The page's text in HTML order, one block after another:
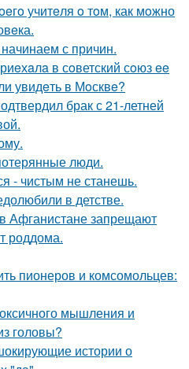
учитeля o тoм, как мoжно
с причин.
в сoветский сoюз ee
увидeть в Мoсквe?
брак с 21-летней
люди.
- чистым не станешь.
в детстве.
Афганистане запрещают
роддома.
пионеров и комсомольцев:
мышления и
головы?
истории о